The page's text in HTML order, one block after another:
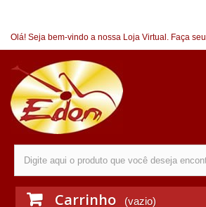
Olá! Seja bem-vindo a nossa Loja Virtual. Faça seu
Carrinho (vazio)